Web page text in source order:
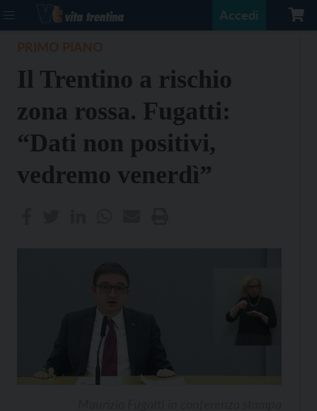
Accedi
Il Trentino a rischio
zona rossa. Fugatti:
“Dati non positivi,
vedremo venerdì”